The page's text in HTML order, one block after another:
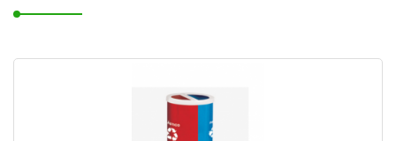
100 litros
Conjunto de lixeiras tampa vazada com base do chão